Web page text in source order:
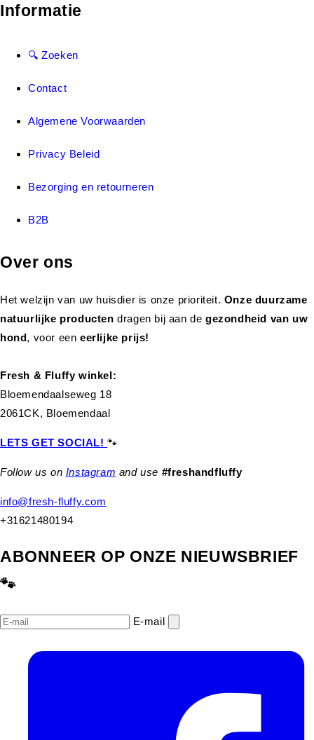
Informatie
🔍 Zoeken
Contact
Algemene Voorwaarden
Privacy Beleid
Bezorging en retourneren
B2B
Over ons
Het welzijn van uw huisdier is onze prioriteit. Onze duurzame
natuurlijke productendragen bij aan de gezondheid van uw
hond, voor eeneerlijke prijs!
Fresh & Fluffy winkel:
Bloemendaalseweg 18
2061CK, Bloemendaal
LETS GET SOCIAL!🐾
Follow us on Instagram and use #freshandfluffy
info@fresh-fluffy.com
+31621480194
ABONNEER OP ONZE NIEUWSBRIEF
🐾
E‑mail